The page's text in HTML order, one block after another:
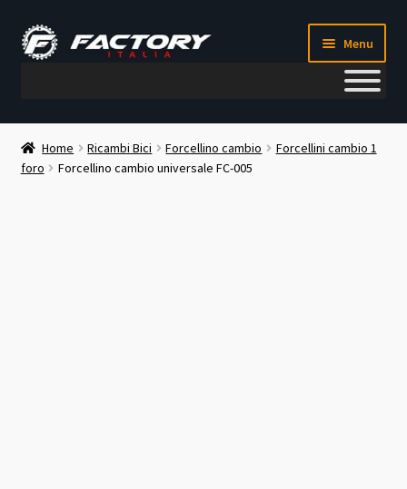
Vai
alla
Vai
al
Menu
Il mio account
Metodi di pagamento
Home Ricambi Bici Forcellino cambio
Forcellini cambio 1
foro
Forcellino cambio universale FC-005